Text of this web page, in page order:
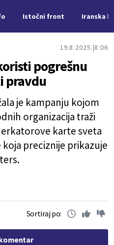
Istočni front Iranska
19.8.2025. 8:06
pogrešnu
pravdu
je kampanju kojom
organizacija traži
karte sveta
preciznije prikazuje
Sortiraj po: